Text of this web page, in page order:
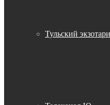
Тульский